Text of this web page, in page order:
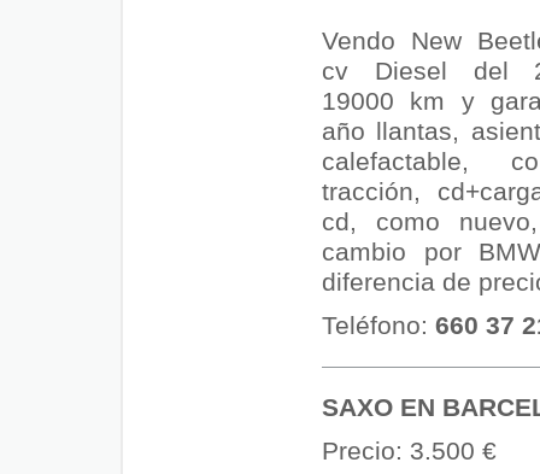
Vendo New
cv Diesel del
19000 km y
año llantas,
calefactable,
tracción,
cd, como
cambio por
diferencia de
Teléfono: 660 37
SAXO EN
Precio: 3.500 €